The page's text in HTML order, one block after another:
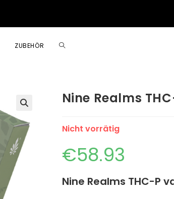
ZUBEHÖR
🔍
Nine Realms
Nicht vorrätig
€58.93
Nine Realms THC-P